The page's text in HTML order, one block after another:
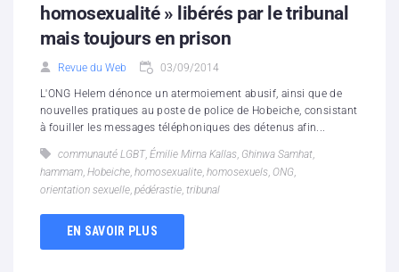
homosexualité » libérés par le tribunal
mais toujours en prison
Revue du Web 03/09/2014
L'ONG Helem dénonce un atermoiement abusif, ainsi que de
nouvelles pratiques au poste de police de Hobeiche, consistant
à fouiller les messages téléphoniques des détenus afin...
communauté LGBT, Émilie Mirna Kallas Ghinwa Samhat
hammam Hobeiche homosexualite homosexuels ONG
orientation sexuelle pédérastie tribunal
EN SAVOIR PLUS